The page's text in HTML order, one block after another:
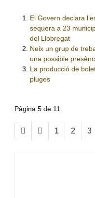
El Govern declara
sequera a 23
del Llobregat
Neix un grup de
una possible
La producció de
pluges
Pàgina 5 de 11
1 2 3